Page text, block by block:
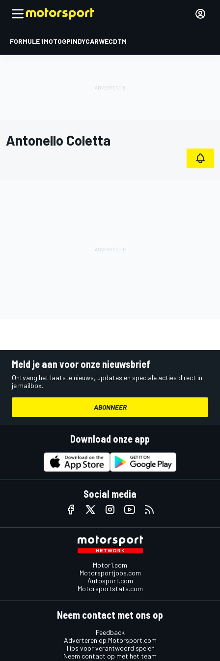
FORMULE 1MOTOGPINDYCARWECDTM
Antonello Coletta
Meld je aan voor onze nieuwsbrief
Ontvang het laatste nieuws, updates en speciale acties direct in
je mailbox.
ABONNEER
Download onze app
Social media
Motor1.com
Motorsportjobs.com
Autosport.com
Motorsportstats.com
Neem contact met ons op
Feedback
Adverteren op Motorsport.com
Tips voor verantwoord spelen
Neem contact op met het team